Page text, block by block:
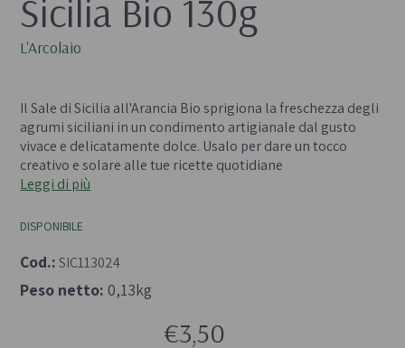
Sicilia Bio 130g
-
L'Arcolaio
Il Sale di Sicilia all'Arancia Bio sprigiona la freschezza degli
agrumi siciliani in un condimento artigianale dal gusto
vivace e delicatamente dolce. Usalo per dare un tocco
creativo e solare alle tue ricette quotidiane
Leggi di più
DISPONIBILE
Cod.: SIC113024
Peso netto: 0,13kg
€3,50